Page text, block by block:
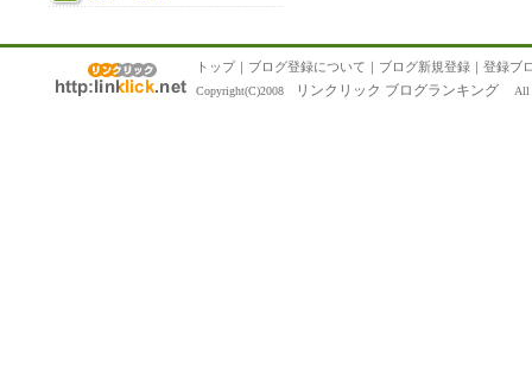
トップ｜ ブログ登録について ｜ ブログ新規登録 ｜ 登録ブ
Copyright(C)2008 リンクリック ブログランキング All